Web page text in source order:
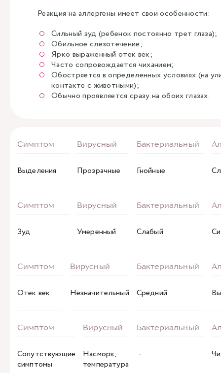
Реакция на аллергены имеет свои особенности:
Сильный зуд (ребенок постоянно трет глаза);
Обильное слезотечение;
Ярко выраженный отек век;
Часто сопровождается чиханием;
Обостряется в определенных условиях (на
контакте с животными);
Обычно проявляется сразу на обоих глазах.
Выделения Прозрачные Гнойные
Зуд Умеренный Слабый
Отек век Незначительный Средний
Сопутствующие
симптомы
Насморк,
температура
-